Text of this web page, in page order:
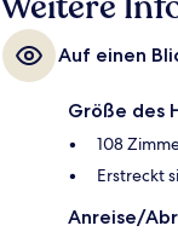
Auf einen
Größe des
108
Erstreckt
Anreise/